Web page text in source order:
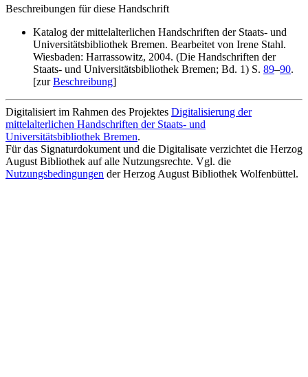
Beschreibungen für diese Handschrift
Katalog der mittelalterlichen Handschriften der Staats- und
Universitätsbibliothek Bremen. Bearbeitet von Irene Stahl.
Wiesbaden: Harrassowitz, 2004. (Die Handschriften der
Staats- und Universitätsbibliothek Bremen; Bd. 1) S. 89–90.
[zurBeschreibung]
Digitalisiert im Rahmen des Projektes Digitalisierung der
mittelalterlichen Handschriften der Staats- und
Universitätsbibliothek Bremen.
Für das Signaturdokument und die Digitalisate verzichtet die Herzog
August Bibliothek auf alle Nutzungsrechte. Vgl. die
Nutzungsbedingungen der Herzog August Bibliothek Wolfenbüttel.